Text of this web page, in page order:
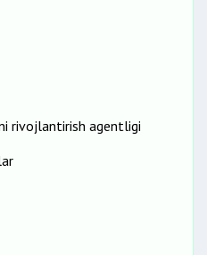
rivojlantirish agentligi